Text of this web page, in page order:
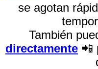
se agotan
También
directamente 📲